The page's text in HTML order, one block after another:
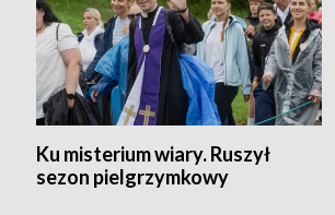
Ku misterium wiary. Ruszył
sezon pielgrzymkowy